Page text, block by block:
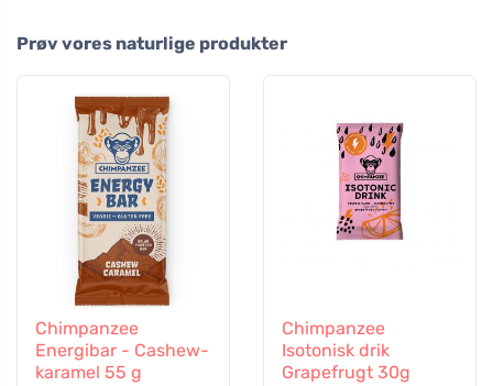
Prøv vores naturlige produkter
Chimpanzee
Energibar - Cashew-
karamel 55 g
Chimpanzee
Isotonisk drik
Grapefrugt 30g